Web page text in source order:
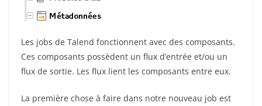
Les jobs de Talend fonctionnent avec des composants.
Ces composants possèdent un flux d’entrée et/ou un
flux de sortie. Les flux lient les composants entre eux.
La première chose à faire dans notre nouveau job est